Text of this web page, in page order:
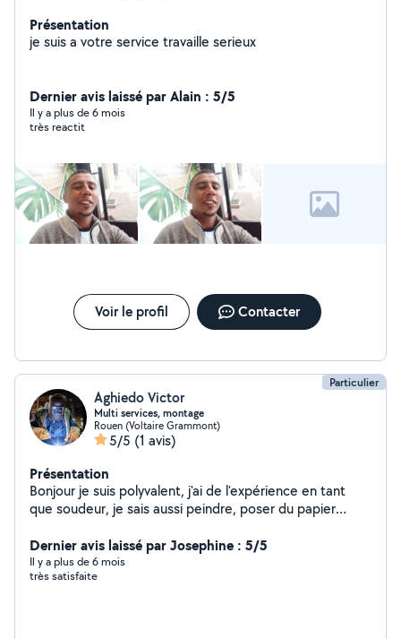
Présentation
je suis a votre service travaille serieux
Dernier avis laissé par Alain : 5/5
Il y a plus de 6 mois
très reactit
Voir le profil Contacter
Particulier
Aghiedo Victor
Multi services, montage
Rouen (Voltaire Grammont)
5/5 (1 avis)
Présentation
Bonjour je suis polyvalent, j'ai de l'expérience en tant
que soudeur, je sais aussi peindre, poser du papier
également du nettoyage et du débroussaillage du jardin.
je suis toujours disponible .
Dernier avis laissé par Josephine : 5/5
Il y a plus de 6 mois
très satisfaite